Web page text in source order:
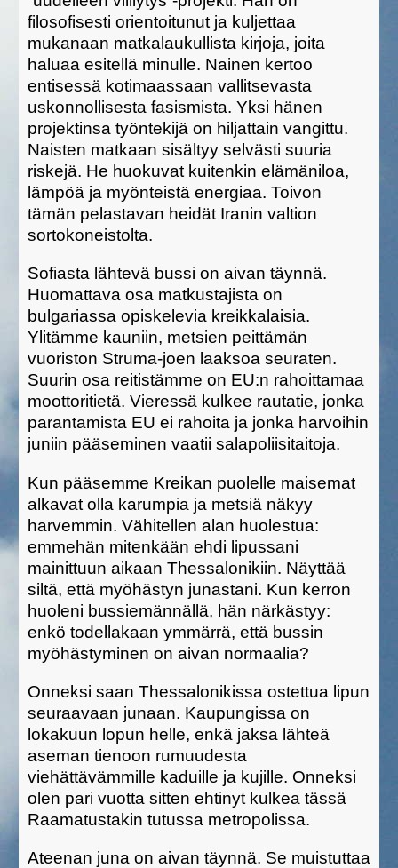
filosofisesti orientoitunut ja kuljettaa
mukanaan matkalaukullista kirjoja, joita
haluaa esitellä minulle. Nainen kertoo
entisessä kotimaassaan vallitsevasta
uskonnollisesta fasismista. Yksi hänen
projektinsa työntekijä on hiljattain vangittu.
Naisten matkaan sisältyy selvästi suuria
riskejä. He huokuvat kuitenkin elämäniloa,
lämpöä ja myönteistä energiaa. Toivon
tämän pelastavan heidät Iranin valtion
sortokoneistolta.
Sofiasta lähtevä bussi on aivan täynnä.
Huomattava osa matkustajista on
bulgariassa opiskelevia kreikkalaisia.
Ylitämme kauniin, metsien peittämän
vuoriston Struma-joen laaksoa seuraten.
Suurin osa reitistämme on EU:n rahoittamaa
moottoritietä. Vieressä kulkee rautatie, jonka
parantamista EU ei rahoita ja jonka harvoihin
juniin pääseminen vaatii salapoliisitaitoja.
Kun pääsemme Kreikan puolelle maisemat
alkavat olla karumpia ja metsiä näkyy
harvemmin. Vähitellen alan huolestua:
emmehän mitenkään ehdi lipussani
mainittuun aikaan Thessalonikiin. Näyttää
siltä, että myöhästyn junastani. Kun kerron
huoleni bussiemännällä, hän närkästyy:
enkö todellakaan ymmärrä, että bussin
myöhästyminen on aivan normaalia?
Onneksi saan Thessalonikissa ostettua lipun
seuraavaan junaan. Kaupungissa on
lokakuun lopun helle, enkä jaksa lähteä
aseman tienoon rumuudesta
viehättävämmille kaduille ja kujille. Onneksi
olen pari vuotta sitten ehtinyt kulkea tässä
Raamatustakin tutussa metropolissa.
Ateenan juna on aivan täynnä. Se muistuttaa